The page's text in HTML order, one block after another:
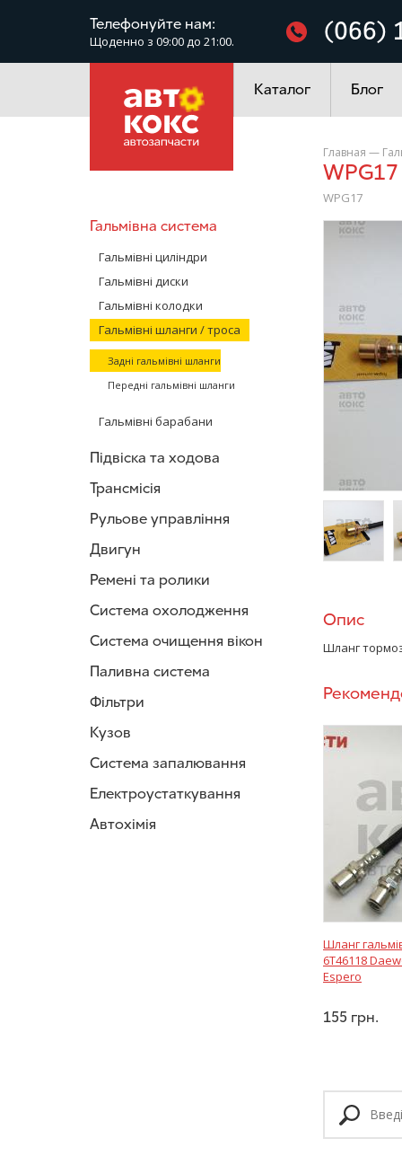
Телефонуйте нам:
Щоденно з 09:00 до 21:00. (066)
Каталог
Електроустаткування
Блог
Гальмівна система
Гальмівні циліндри
Гальмівні диски
Гальмівні колодки
Гальмівні шланги / троса
Задні гальмівні шланги
Передні гальмівні шланги
Гальмівні барабани
Підвіска та ходова
Трансмісія
Рульове управління
Двигун
Ремені та ролики
Система охолодження
Система очищення вікон
Паливна система
Фільтри
Кузов
Система запалювання
Електроустаткування
Автохімія
Главная —
WPG17
Опис
Шланг
Шланг
6T46118
Espero
155 грн.